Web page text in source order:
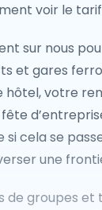
voir le
sur nous
et gares
hôtel, votre
cela se
une
de groupes et